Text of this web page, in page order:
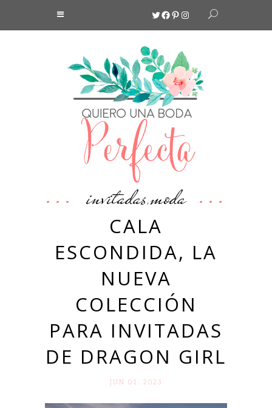
Twitter
Facebook
Pinterest
Instagram
invitadas,moda
CALA
ESCONDIDA, LA
NUEVA
COLECCIÓN
PARA INVITADAS
DE DRAGON GIRL
JUN 01. 2023